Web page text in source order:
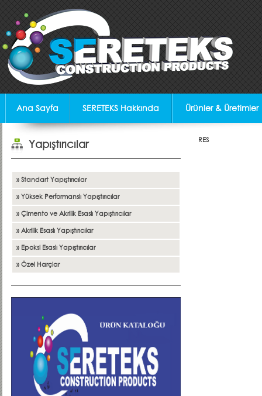
Ana Sayfa SERETEKS Hakkında Ürünler & Üretimler
Yapıştırıcılar
» Standart Yapıştırıcılar
» Yüksek Performanslı Yapıştırıcılar
» Çimento ve Akrilik Esaslı Yapıştırıcılar
» Akrilik Esaslı Yapıştırıcılar
» Epoksi Esaslı Yapıştırıcılar
» Özel Harçlar
RES